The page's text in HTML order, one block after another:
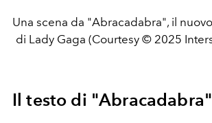
Una scena da "Abracadabra", il
di Lady Gaga (Courtesy © 2025
Il testo di "Abracadabra"